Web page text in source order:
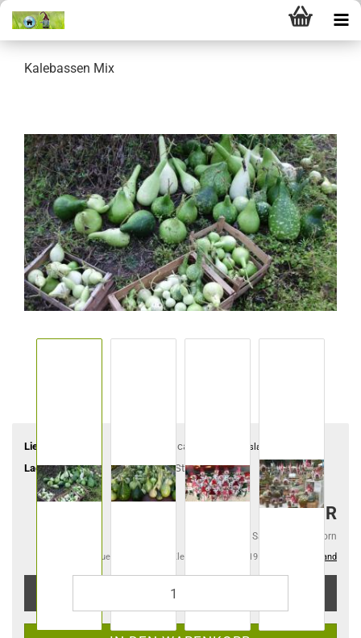
Kalebassen Mix
Lieferzeit: ca. 4-6 Tage (Ausland abweichend)
Lagerbestand: 3Stück
2,40 EUR
2,40 EUR pro Samentüte 15 Korn
Kein Steuerausweis gem. Kleinuntern.-Reg. §19 UStG zzgl. Versand